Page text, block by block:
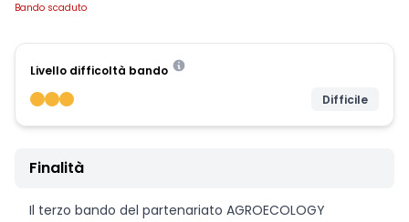
Bando scaduto
Livello difficoltà bando
Difficile
Finalità
Il terzo bando del partenariato AGROECOLOGY